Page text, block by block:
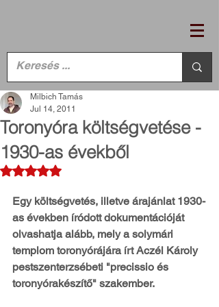
Toronyóra költségvetése -
1930-as évekből
Milbich Tamás
Jul 14, 2011
Rated NaN out of 5 stars.
Egy költségvetés, illetve árajánlat 1930-
as években íródott dokumentációját
olvashatja alább, mely a solymári
templom toronyórájára írt Aczél Károly
pestszenterzsébeti "precissio és
toronyórakészítő" szakember.